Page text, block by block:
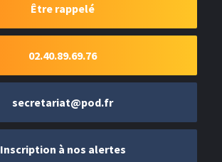
Être rappelé
02.40.89.69.76
secretariat@pod.fr
Inscription à nos alertes